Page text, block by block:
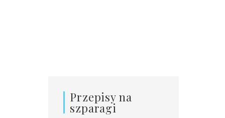
Przepisy na
szparagi